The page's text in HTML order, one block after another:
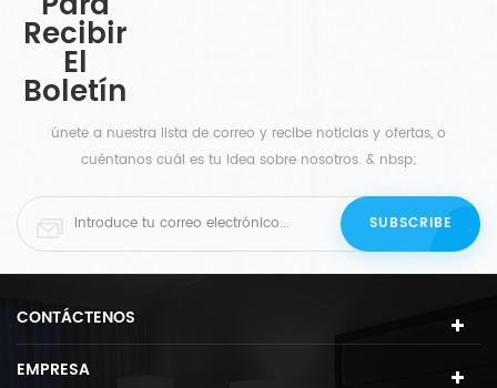
el
Recibir
El
Boletín
únete a nuestra lista de correo y recibe noticias y ofertas, o
cuéntanos cuál es tu idea sobre nosotros. & nbsp;
CONTÁCTENOS
EMPRESA